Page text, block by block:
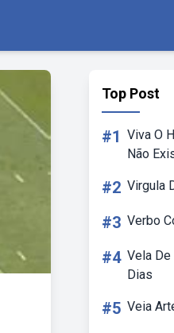
Top Post
#1 Viva O
Não
#2 Virgula
#3 Verbo
#4 Vela De
Dias
#5 Veia